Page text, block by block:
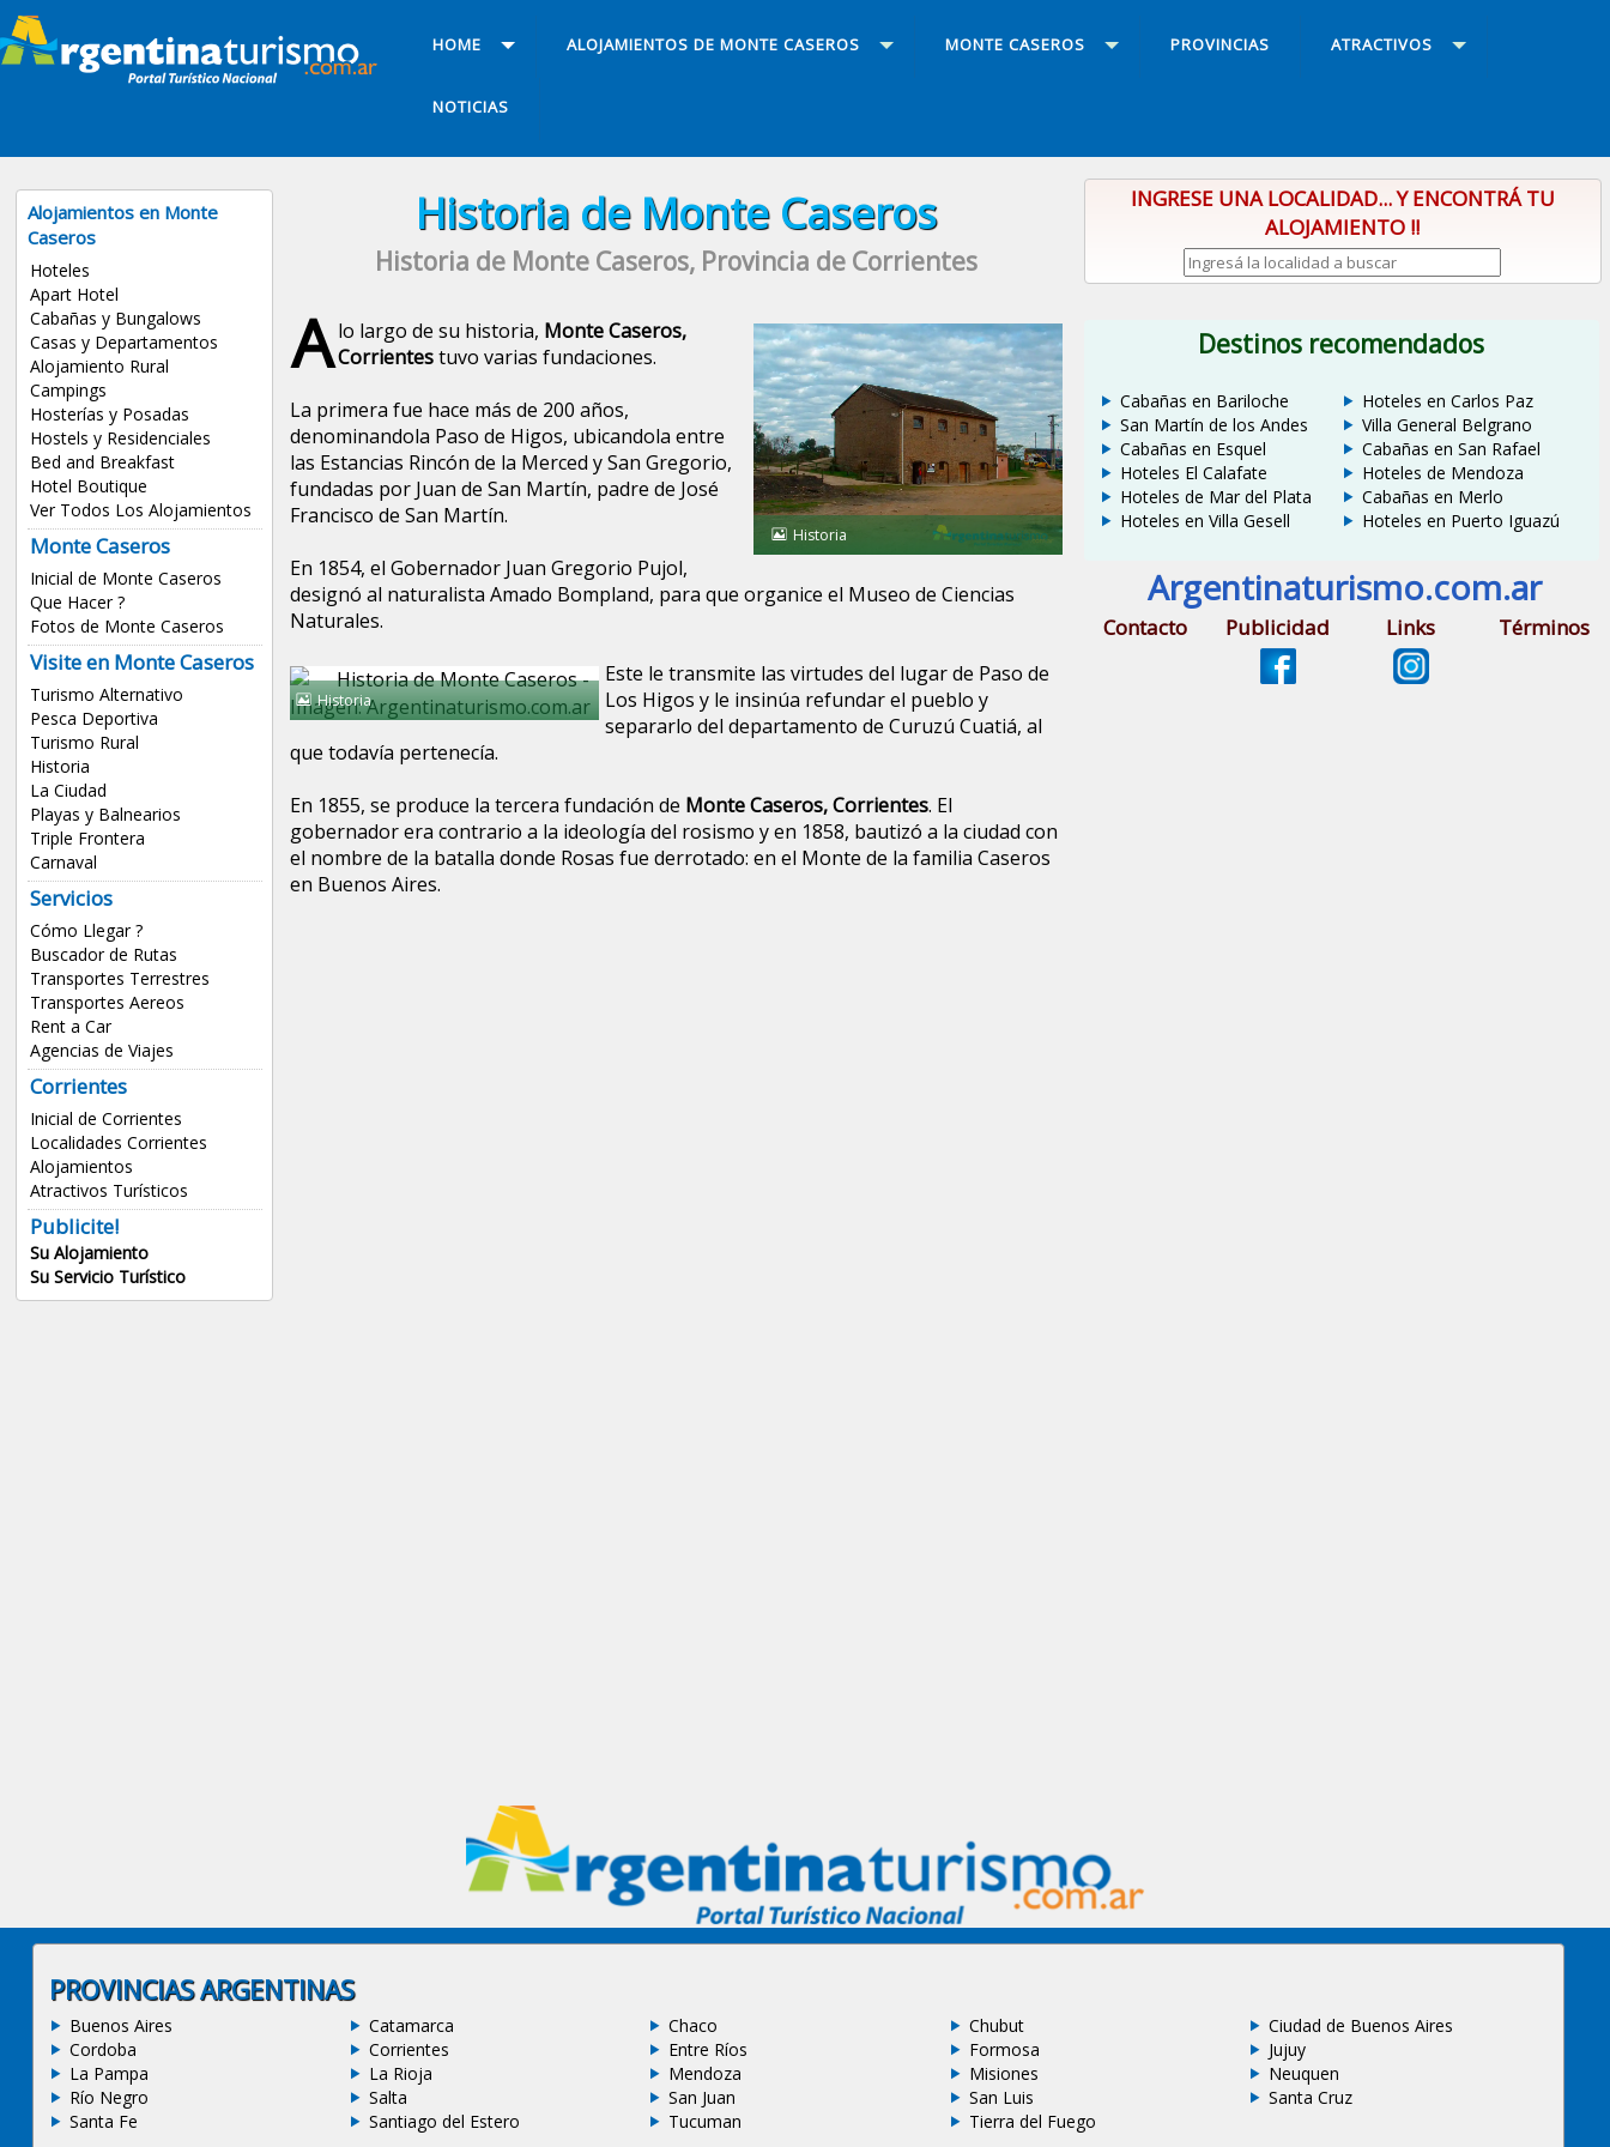
HOME ALOJAMIENTOS DE MONTE CASEROS MONTE CASEROS PROVINCIAS ATRACTIVOS
NOTICIAS
Alojamientos en Monte
Caseros
Hoteles
Apart Hotel
Cabañas y Bungalows
Casas y Departamentos
Alojamiento Rural
Campings
Hosterías y Posadas
Hostels y Residenciales
Bed and Breakfast
Hotel Boutique
Ver Todos Los Alojamientos
Monte Caseros
Inicial de Monte Caseros
Que Hacer ?
Fotos de Monte Caseros
Visite en Monte Caseros
Turismo Alternativo
Pesca Deportiva
Turismo Rural
Historia
La Ciudad
Playas y Balnearios
Triple Frontera
Carnaval
Servicios
Cómo Llegar ?
Buscador de Rutas
Transportes Terrestres
Transportes Aereos
Rent a Car
Agencias de Viajes
Corrientes
Inicial de Corrientes
Localidades Corrientes
Alojamientos
Atractivos Turísticos
Publicite!
Su Alojamiento
Su Servicio Turístico
Historia de Monte Caseros
Historia de Monte Caseros, Provincia de Corrientes
Historia
A lo largo de su historia, Monte Caseros,
Corrientestuvo varias fundaciones.
La primera fue hace más de 200 años,
denominandola Paso de Higos, ubicandola entre
las Estancias Rincón de la Merced y San Gregorio,
fundadas por Juan de San Martín, padre de José
Francisco de San Martín.
En 1854, el Gobernador Juan Gregorio Pujol,
designó al naturalista Amado Bompland, para que organice el Museo de Ciencias
Naturales.
Historia
Este le transmite las virtudes del lugar de Paso de
Los Higos y le insinúa refundar el pueblo y
separarlo del departamento de Curuzú Cuatiá, al
que todavía pertenecía.
En 1855, se produce la tercera fundación de Monte Caseros, Corrientes. El
gobernador era contrario a la ideología del rosismo y en 1858, bautizó a la ciudad con
el nombre de la batalla donde Rosas fue derrotado: en el Monte de la familia Caseros
en Buenos Aires.
INGRESE UNA LOCALIDAD... Y ENCONTRÁ TU
ALOJAMIENTO !!
Destinos recomendados
Cabañas en Bariloche
San Martín de los Andes
Cabañas en Esquel
Hoteles El Calafate
Hoteles de Mar del Plata
Hoteles en Villa Gesell
Hoteles en Carlos Paz
Villa General Belgrano
Cabañas en San Rafael
Hoteles de Mendoza
Cabañas en Merlo
Hoteles en Puerto Iguazú
Argentinaturismo.com.ar
Contacto Publicidad Links Términos
PROVINCIAS ARGENTINAS
Buenos Aires Catamarca Chaco Chubut
Ciudad de Buenos Aires
Cordoba
Corrientes Entre Ríos Formosa
Jujuy
La Pampa
La Rioja Mendoza Misiones
Neuquen
Río Negro
Salta San Juan San Luis
Santa Cruz
Santa Fe
Santiago del Estero Tucuman Tierra del Fuego